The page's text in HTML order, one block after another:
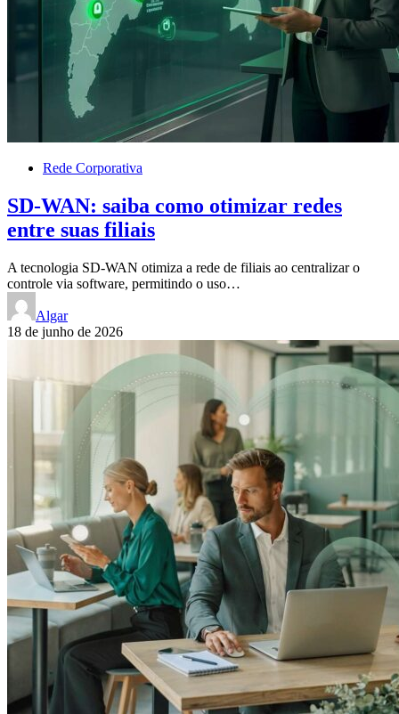
Rede Corporativa
SD-WAN: saiba como otimizar redes
entre suas filiais
A tecnologia SD-WAN otimiza a rede de filiais ao centralizar o
controle via software, permitindo o uso…
Algar
18 de junho de 2026